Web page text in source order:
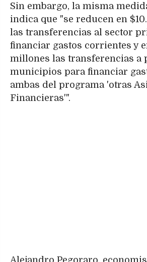
Sin embargo, la misma
indica que "se reducen en
las transferencias al sector
financiar gastos corrientes y
millones las transferencias a
municipios para financiar
ambas del programa 'otras
Financieras'".
Alejandro Pegoraro,